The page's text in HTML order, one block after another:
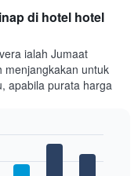
di hotel hotel
ialah Jumaat
menjangkakan untuk
apabila purata harga